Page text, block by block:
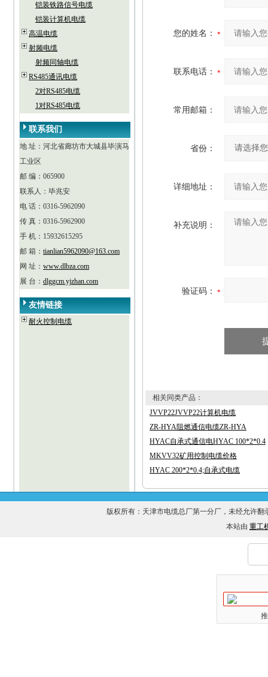
铠装铁路信号电缆
铠装计算机电缆
高温电缆
射频电缆
射频同轴电缆
RS485通讯电缆
2对RS485电缆
1对RS485电缆
联系我们
地 址：河北省廊坊市大城县毕演马
工业区
邮 编：065900
联系人：毕兆安
电 话：0316-5962090
传 真：0316-5962900
手 机：15932615295
邮 箱： tianlian5962090@163.com
网 址： www.dlbza.com
展 台： dlggcm.yjzhan.com
友情链接
耐火控制电缆
您的姓名：
联系电话：
常用邮箱：
省份：
详细地址：
补充说明：
验证码：
相关同类产品：
JVVP22JVVP22计算机电缆
ZR-HYA阻燃通信电缆ZR-HYA
HYAC自承式通信电HYAC 100*2*0.4
MKVV32矿用控制电缆价格
HYAC 200*2*0.4;自承式电缆
版权所有：天津市电缆总厂第一分厂，未经允许
本站由 重工